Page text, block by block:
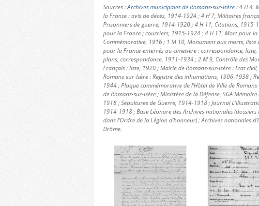
Sources :Archives municipales de Romans-sur-Isère: 4 H 4,
la France : avis de décès, 1914-1924 ; 4 H 7, Militaires
Prisonniers de guerre, 1914-1920 ; 4 H 11, Citations,
pour la France ; courriers, 1915-1924 ; 4 H 11, Mort pour
Commémorative, 1916 ; 1 M 10, Monument aux morts,
pour la France enterrés au cimetière : correspondance,
plans, correspondance, 1911-1934 ; 2 M 9, Contrôle des
Français : liste, 1920 ; Mairie de Romans-sur-Isère : Etat
Romans-sur-Isère : Registre des inhumations, 1906-1938 ;
1944 ; Plaque commémorative de l’Hôtel de Ville de
de Romans-sur-Isère ; Ministère de la Défense, SGA
1918 ; Sépultures de Guerre, 1914-1918 ; Journal
1914-1918 ; Base Léonore des Archives nationales
dans l’Ordre de la Légion d’honneur) ; Archives nationales
Drôme.